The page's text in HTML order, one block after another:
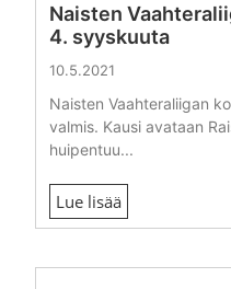
Naisten
4. syyskuuta
10.5.2021
Naisten Vaahteraliigan
valmis. Kausi avataan
huipentuu...
Lue lisää